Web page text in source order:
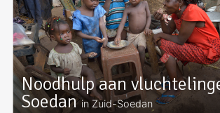
Noodhulp aan
Soedanin Zuid-Soedan